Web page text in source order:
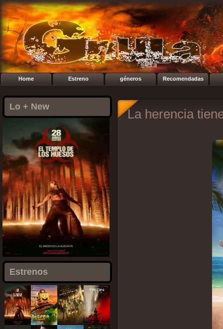
Home Estreno géneros Recomendadas
Lo + New
Estrenos
La herencia